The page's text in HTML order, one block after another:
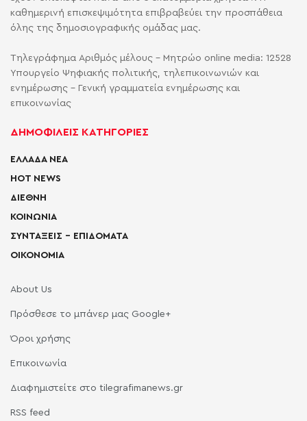
καθημερινή επισκεψιμότητα επιβραβεύει την προσπάθεια
όλης της δημοσιογραφικής ομάδας μας.
Τηλεγράφημα Αριθμός μέλους - Μητρώο online media: 12528
Υπουργείο Ψηφιακής πολιτικής, τηλεπικοινωνιών και
ενημέρωσης - Γενική γραμματεία ενημέρωσης και
επικοινωνίας
ΔΗΜΟΦΙΛΕΙΣ ΚΑΤΗΓΟΡΙΕΣ
ΕΛΛΑΔΑ ΝΕΑ
HOT NEWS
ΔΙΕΘΝΗ
ΚΟΙΝΩΝΙΑ
ΣΥΝΤΑΞΕΙΣ – ΕΠΙΔΟΜΑΤΑ
ΟΙΚΟΝΟΜΙΑ
About Us
Πρόσθεσε το μπάνερ μας Google+
Όροι χρήσης
Επικοινωνία
Διαφημιστείτε στο tilegrafimanews.gr
RSS feed